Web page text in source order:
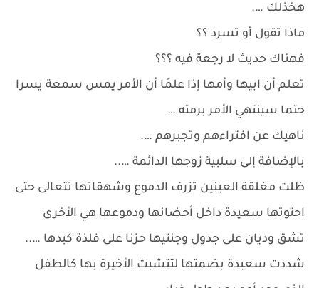
هخذلك ….
ماذا تقول أو تسرد ؟؟
فهناك حديث لا رجعة فيه ؟؟؟
تعلم أن ابيها وأمها إذا علمَا أن الأمر يمس سمعة يسرا
حتما سينتهي الأمر برمته …
ناهيك عن افتراءهم وتجبرهم ….
بالإضافة إلى سلبية زوجها الدائمة …..
ظلت مغلقة العينين تزرف الدموع وشهقاتها تتعالى حتى
احتوتها سعيدة داخل أحضانها ودموعها هي الأخرى
تشق وديان على جدول وجنتيها حزنا على فلذة كبدها …..
شددت سعيدة بضمتها لتتشبث الأخيرة بها كالطفل